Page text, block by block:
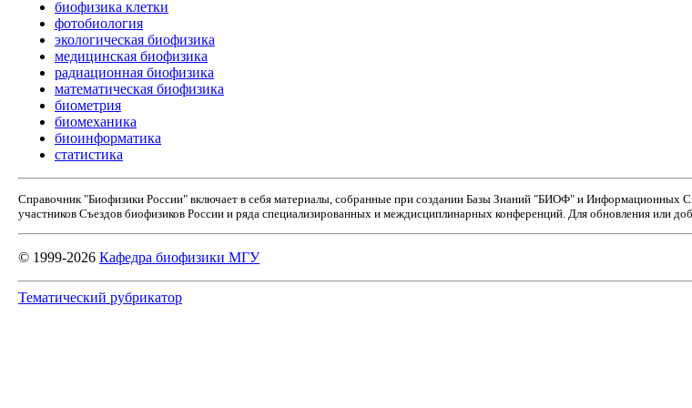
биофизика клетки
фотобиология
экологическая биофизика
медицинская биофизика
радиационная биофизика
математическая биофизика
биометрия
биомеханика
биоинформатика
статистика
Справочник "Биофизики России" включает в себя материалы, собранные при создании Базы Знаний "БИОФ" и Информационных
участников Съездов биофизиков России и ряда специализированных и междисциплинарных конференций. Для обновления или
© 1999-2026 Кафедра биофизики МГУ
Тематический рубрикатор